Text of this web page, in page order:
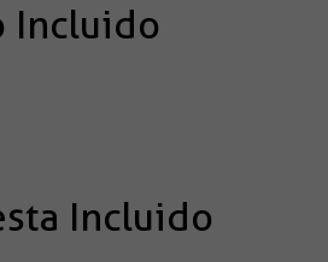
Incluido
Incluido